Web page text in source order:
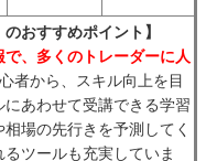
おすすめポイント】
、多くのトレーダーに人
者から、スキル向上を目
あわせて受講できる学習
場の先行きを予測してく
ツールも充実していま